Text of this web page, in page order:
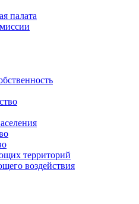
палата
территорий
воздействия